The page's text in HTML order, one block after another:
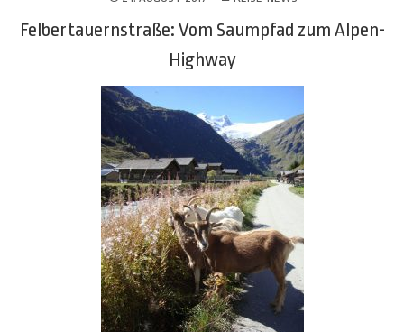
Felbertauernstraße: Vom Saumpfad zum Alpen-
Highway